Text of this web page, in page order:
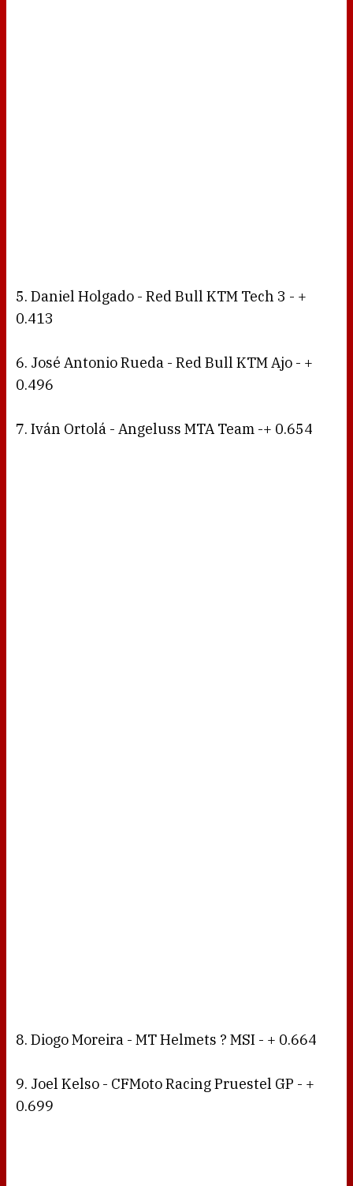
5. Daniel Holgado - Red Bull KTM Tech 3 - +
0.413
6. José Antonio Rueda - Red Bull KTM Ajo - +
0.496
7. Iván Ortolá - Angeluss MTA Team -+ 0.654
8. Diogo Moreira - MT Helmets ? MSI - + 0.664
9. Joel Kelso - CFMoto Racing Pruestel GP - +
0.699